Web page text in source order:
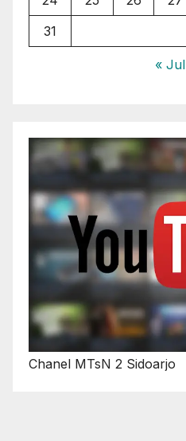
31
« Jul
Chanel MTsN 2 Sidoarjo